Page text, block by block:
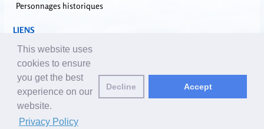
Personnages historiques
LIENS
falundafa.org
faluninfo.net
minghui.org
pureinsight.org
Email des éditeurs:editor_fr@yuanming.net
This website uses
cookies to ensure
you get the best
experience on our
website.
Privacy Policy
Decline Accept